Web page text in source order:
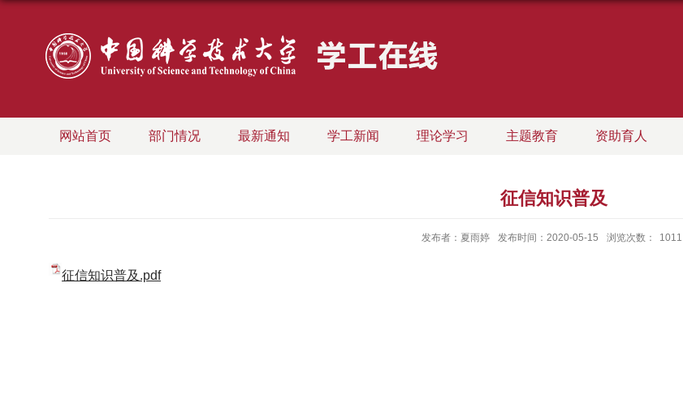
网站首页 部门情况 最新通知 学工新闻 理论学习 主题教育 资助育人
征信知识普及
发布者：夏雨婷 发布时间：2020-05-15 浏览次数： 1011
征信知识普及.pdf